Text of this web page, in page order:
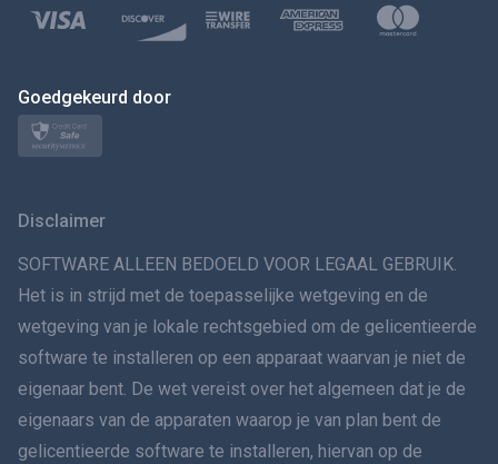
Polski
日本
VERSPREIDINGทย
Dansk
हिंदी
Goedgekeurd door
Disclaimer
SOFTWARE ALLEEN BEDOELD VOOR LEGAAL GEBRUIK.
Het is in strijd met de toepasselijke wetgeving en de
wetgeving van je lokale rechtsgebied om de gelicentieerde
software te installeren op een apparaat waarvan je niet de
eigenaar bent. De wet vereist over het algemeen dat je de
eigenaars van de apparaten waarop je van plan bent de
gelicentieerde software te installeren, hiervan op de